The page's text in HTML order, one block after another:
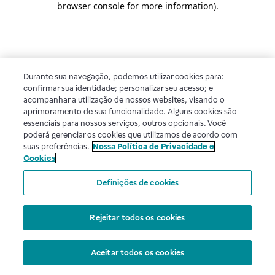
browser console for more information).
Durante sua navegação, podemos utilizar cookies para:
confirmar sua identidade; personalizar seu acesso; e
acompanhar a utilização de nossos websites, visando o
aprimoramento de sua funcionalidade. Alguns cookies são
essenciais para nossos serviços, outros opcionais. Você
poderá gerenciar os cookies que utilizamos de acordo com
suas preferências. Nossa Política de Privacidade e
Cookies
Definições de cookies
Rejeitar todos os cookies
Aceitar todos os cookies